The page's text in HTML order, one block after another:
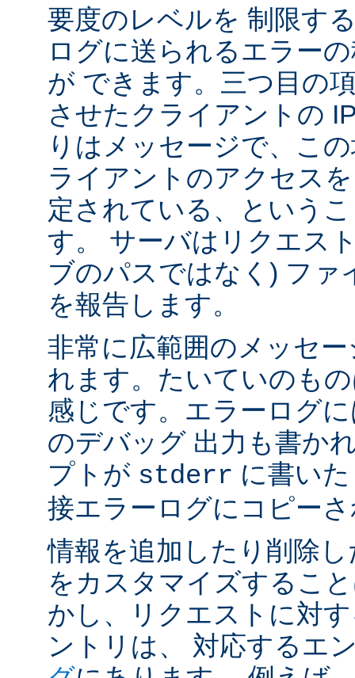
要度のレベルを 制限す
ログに送られるエラー
が できます。三つ目の
させたクライアントの
りはメッセージで、こ
ライアントのアクセス
定されている、という
す。 サーバはリクエス
ブのパスではなく) ファ
を報告します。
非常に広範囲のメッセ
れます。たいていのも
感じです。エラーログ
のデバッグ 出力も書か
プトが stderr に書い
接エラーログにコピー
情報を追加したり削除
をカスタマイズするこ
かし、リクエストに対
ントリは、 対応するエ